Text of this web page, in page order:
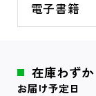
電子書籍
在庫わずか
お届け予定日